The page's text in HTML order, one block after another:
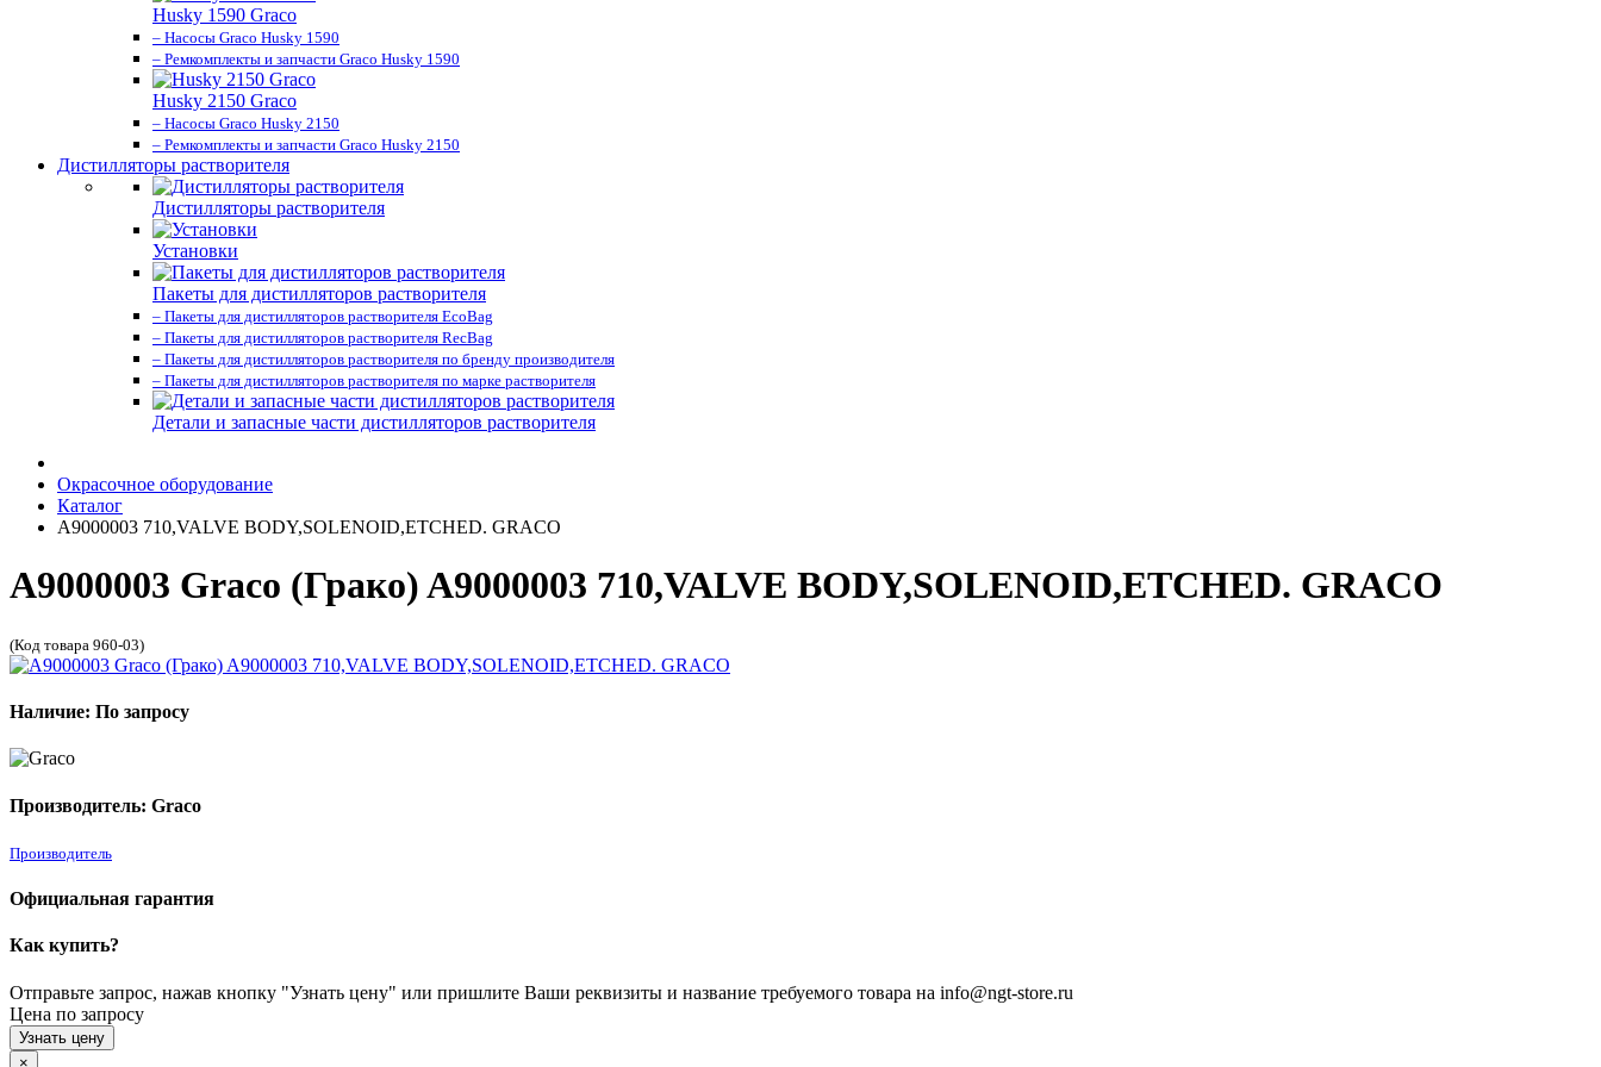
Husky 1590 Graco
– Насосы Graco Husky 1590
– Ремкомплекты и запчасти Graco Husky 1590
Husky 2150 Graco
– Насосы Graco Husky 2150
– Ремкомплекты и запчасти Graco Husky 2150
Дистилляторы растворителя
Дистилляторы растворителя
Установки
Пакеты для дистилляторов растворителя
– Пакеты для дистилляторов растворителя EcoBag
– Пакеты для дистилляторов растворителя RecBag
– Пакеты для дистилляторов растворителя по бренду производителя
– Пакеты для дистилляторов растворителя по марке растворителя
Детали и запасные части дистилляторов растворителя
Окрасочное оборудование
Каталог
A9000003 710,VALVE BODY,SOLENOID,ETCHED. GRACO
A9000003 Graco (Грако) A9000003 710,VALVE BODY,SOLENOID,ETCHED. GRACO
(Код товара 960-03)
Наличие: По запросу
Производитель: Graco
Производитель
Официальная гарантия
Как купить?
Отправьте запрос, нажав кнопку "Узнать цену" или пришлите Ваши реквизиты и название требуемого товара на info@ngt-store.ru
Цена по запросу
Узнать цену
×